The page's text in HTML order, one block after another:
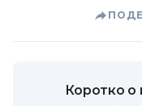
Коротко о